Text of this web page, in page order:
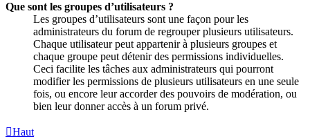
Que sont les groupes d’utilisateurs ?
Les groupes d’utilisateurs sont une façon pour les
administrateurs du forum de regrouper plusieurs utilisateurs.
Chaque utilisateur peut appartenir à plusieurs groupes et
chaque groupe peut détenir des permissions individuelles.
Ceci facilite les tâches aux administrateurs qui pourront
modifier les permissions de plusieurs utilisateurs en une seule
fois, ou encore leur accorder des pouvoirs de modération, ou
bien leur donner accès à un forum privé.
Haut